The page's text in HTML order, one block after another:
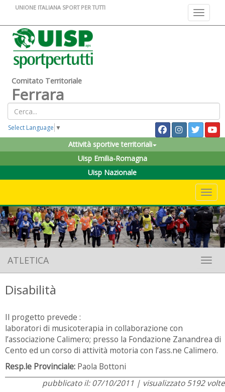
Toggle
UNIONE ITALIANA SPORT PER TUTTI
Comitato Territoriale
Ferrara
Select Language ▼
Attività sportive territoriali
Uisp Emilia-Romagna
Uisp Nazionale
ATLETICA
Disabilità
Il progetto prevede :
laboratori di musicoterapia in collaborazione con
l’associazione Calimero; presso la Fondazione Zanandrea di
Cento ed un corso di attività motoria con l’ass.ne Calimero.
Resp.le Provinciale: Paola Bottoni
pubblicato il: 07/10/2011 | visualizzato 5192 volte